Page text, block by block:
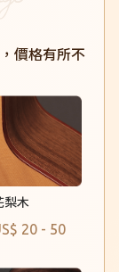
價格有所不
梨木
20 - 50